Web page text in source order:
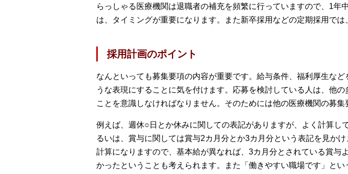
らっしゃる医療機関は退職者の補充を頻繁に行っていますので、1
は、タイミングが重要になります。また新卒採用などの定期採用で
採用計画のポイント
なんといっても募集要項の内容が重要です。給与条件、福利厚生な
うな表現にすることに気を付けます。応募を検討している人は、他
ことを意識しなければなりません。そのためには他の医療機関の募
例えば、週休○日とか休みに関しての表記がありますが、よく計算
るいは、賞与に関しては賞与2カ月分とか3カ月分という表記を見か
計算になりますので、基本給が異なれば、3カ月分とされている賞
かったということも考えられます。また「働きやすい職場です」と